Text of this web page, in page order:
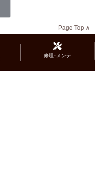
Page Top ∧
修理･メンテ